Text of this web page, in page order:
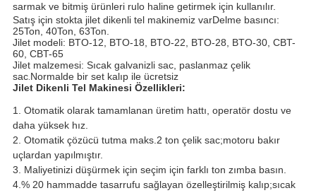
sarmak ve bitmiş ürünleri rulo haline getirmek için kullanılır.
Satış için stokta jilet dikenli tel makinemiz varDelme basıncı:
25Ton, 40Ton, 63Ton.
Jilet modeli: BTO-12, BTO-18, BTO-22, BTO-28, BTO-30, CBT-
60, CBT-65
Jilet malzemesi: Sıcak galvanizli sac, paslanmaz çelik
sac.Normalde bir set kalıp ile ücretsiz
Jilet Dikenli Tel Makinesi Özellikleri:
1. Otomatik olarak tamamlanan üretim hattı, operatör dostu ve
daha yüksek hız.
2. Otomatik çözücü tutma maks.2 ton çelik sac;motoru bakır
uçlardan yapılmıştır.
3. Maliyetinizi düşürmek için seçim için farklı ton zımba basın.
4.% 20 hammadde tasarrufu sağlayan özelleştirilmiş kalıp;sıcak